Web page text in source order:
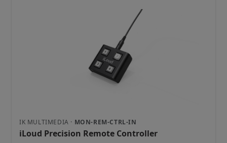
IK MULTIMEDIA · MON-REM-CTRL-IN
iLoud Precision Remote Controller